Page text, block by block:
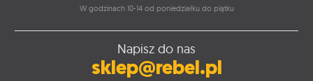
W godzinach 10-14 od poniedziałku do piątku
Napisz do nas
sklep@rebel.pl